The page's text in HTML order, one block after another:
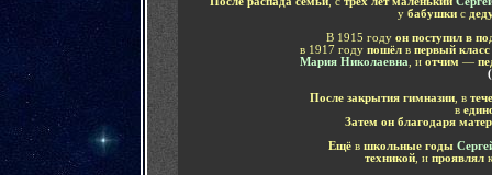
у бабушкис
В 1915 году он поступил в
в 1917 году пошёл в первый
Мария Николаевна , и отчим —
(
После закрытия гимназии, в
в
Затем он благодаря
Ещё вшкольные годы
техникой , и проявлял к